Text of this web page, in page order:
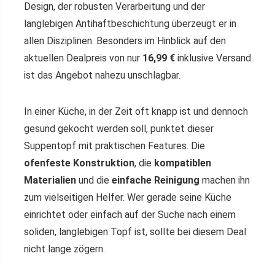
Design, der robusten Verarbeitung und der
langlebigen Antihaftbeschichtung überzeugt er in
allen Disziplinen. Besonders im Hinblick auf den
aktuellen Dealpreis von nur 16,99 € inklusive Versand
ist das Angebot nahezu unschlagbar.
In einer Küche, in der Zeit oft knapp ist und dennoch
gesund gekocht werden soll, punktet dieser
Suppentopf mit praktischen Features. Die
ofenfeste Konstruktion, die kompatiblen
Materialien und die einfache Reinigung machen ihn
zum vielseitigen Helfer. Wer gerade seine Küche
einrichtet oder einfach auf der Suche nach einem
soliden, langlebigen Topf ist, sollte bei diesem Deal
nicht lange zögern.